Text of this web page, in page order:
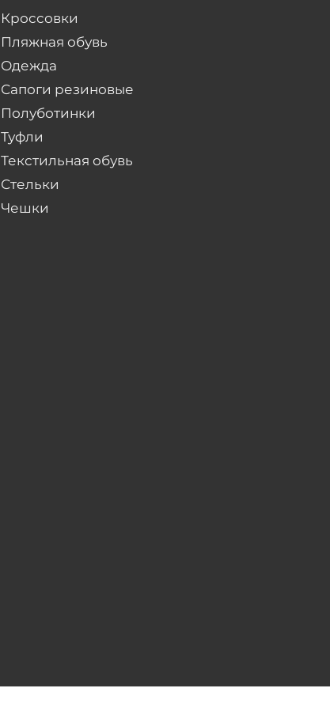
Кроссовки
Пляжная обувь
Одежда
Сапоги резиновые
Полуботинки
Туфли
Текстильная обувь
Стельки
Чешки